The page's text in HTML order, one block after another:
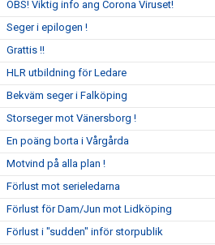
OBS! Viktig info ang Corona Viruset!
Seger i epilogen !
Grattis !!
HLR utbildning för Ledare
Bekväm seger i Falköping
Storseger mot Vänersborg !
En poäng borta i Vårgårda
Motvind på alla plan !
Förlust mot serieledarna
Förlust för Dam/Jun mot Lidköping
Förlust i "sudden" inför storpublik